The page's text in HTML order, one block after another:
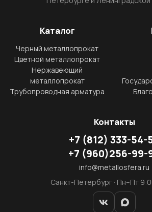
Каталог
Черный металлопрокат
Цветной металлопрокат
Нержавеющий
металлопрокат
Трубопроводная арматура
Контакты
+7 (812) 333-54-
+7 (960)256-99-
info@metallosfera.ru
Санкт-Петербург · Пн–Пт